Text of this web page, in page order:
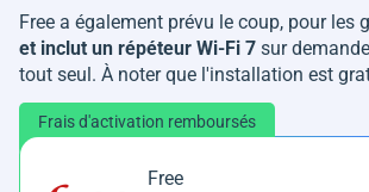
Free a également prévu le coup, pour les
et inclut un répéteur Wi-Fi 7 sur
tout seul. À noter que l'installation est
Frais d'activation remboursés
Free